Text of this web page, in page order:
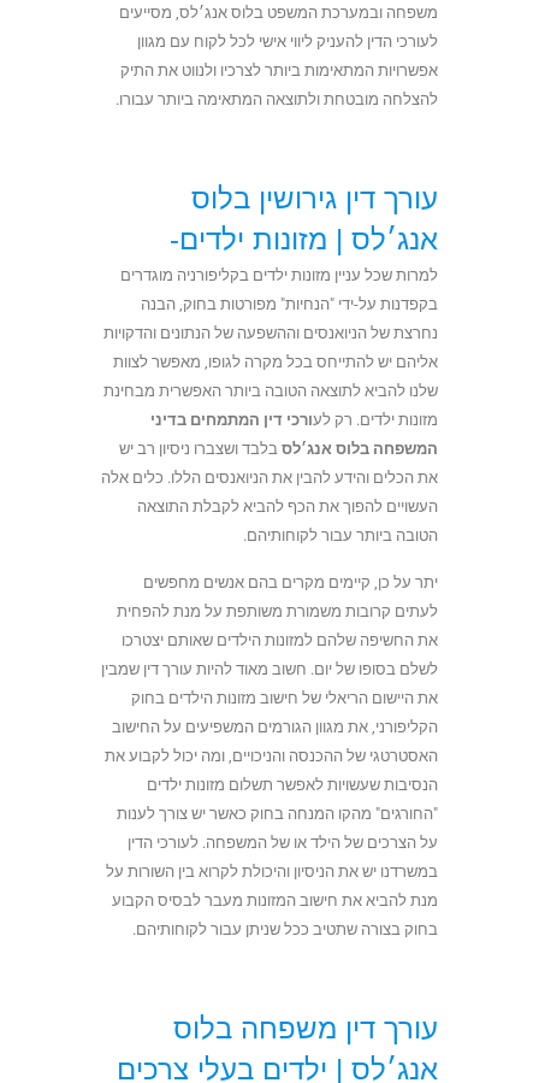
משפחה ובמערכת המשפט בלוס אנג׳לס, מסייעים
לעורכי הדין להעניק ליווי אישי לכל לקוח עם מגוון
אפשרויות המתאימות ביותר לצרכיו ולנווט את התיק
להצלחה מובטחת ולתוצאה המתאימה ביותר עבורו.
עורך דין גירושין בלוס
אנג׳לס | מזונות ילדים-
למרות שכל עניין מזונות ילדים בקליפורניה מוגדרים
בקפדנות על-ידי "הנחיות" מפורטות בחוק, הבנה
נחרצת של הניואנסים וההשפעה של הנתונים והדקויות
אליהם יש להתייחס בכל מקרה לגופו, מאפשר לצוות
שלנו להביא לתוצאה הטובה ביותר האפשרית מבחינת
מזונות ילדים. רק לעורכי דין המתמחים בדיני
המשפחה בלוס אנג׳לס בלבד ושצברו ניסיון רב יש
את הכלים והידע להבין את הניואנסים הללו. כלים אלה
העשויים להפוך את הכף להביא לקבלת התוצאה
הטובה ביותר עבור לקוחותיהם.
יתר על כן, קיימים מקרים בהם אנשים מחפשים
לעתים קרובות משמורת משותפת על מנת להפחית
את החשיפה שלהם למזונות הילדים שאותם יצטרכו
לשלם בסופו של יום. חשוב מאוד להיות עורך דין שמבין
את היישום הריאלי של חישוב מזונות הילדים בחוק
הקליפורני, את מגוון הגורמים המשפיעים על החישוב
האסטרטגי של ההכנסה והניכויים, ומה יכול לקבוע את
הנסיבות שעשויות לאפשר תשלום מזונות ילדים
"החורגים" מהקו המנחה בחוק כאשר יש צורך לענות
על הצרכים של הילד או של המשפחה. לעורכי הדין
במשרדנו יש את הניסיון והיכולת לקרוא בין השורות על
מנת להביא את חישוב המזונות מעבר לבסיס הקבוע
בחוק בצורה שתטיב ככל שניתן עבור לקוחותיהם.
עורך דין משפחה בלוס
אנג׳לס | ילדים בעלי צרכים